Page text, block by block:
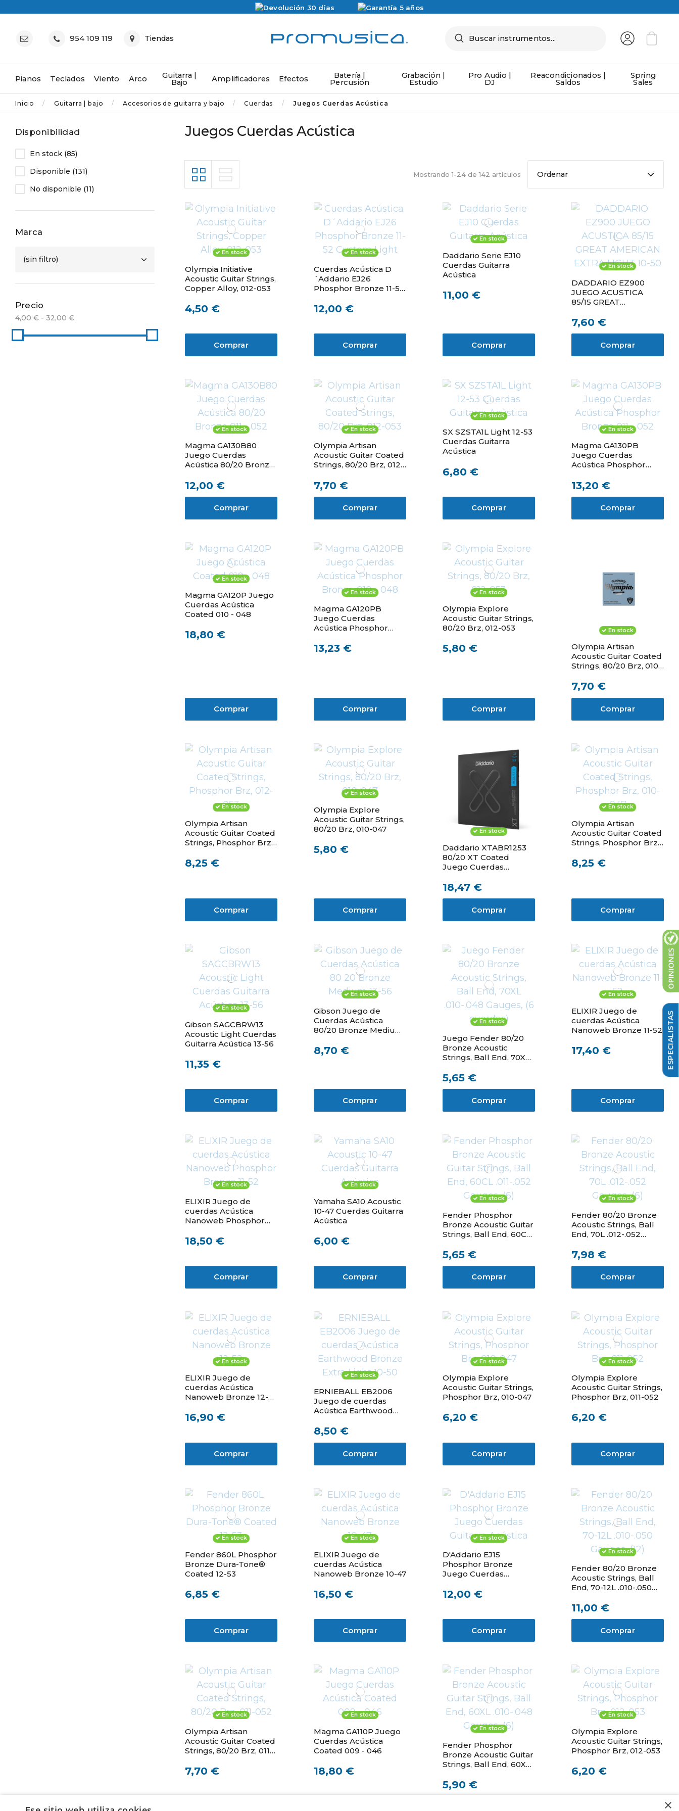
954 109 119 Tiendas
Pianos Teclados Viento Arco Guitarra |
Bajo Amplificadores Efectos Batería |
Percusión
Grabación |
Estudio
Pro Audio |
DJ
Reacondicionados |
Saldos
Spring
Sales
Inicio Guitarra | bajo Accesorios de guitarra y bajo Cuerdas Juegos Cuerdas Acústica
Juegos Cuerdas Acústica
Mostrando 1-24 de 142 artículos Ordenar
En stock
Olympia Initiative
Acoustic Guitar Strings,
Copper Alloy, 012-053
4,50 €
Comprar
En stock
Cuerdas Acústica D
´Addario EJ26
Phosphor Bronze 11-52
12,00 €
Comprar
En stock
Daddario Serie EJ10
Cuerdas Guitarra
Acústica
11,00 €
Comprar
En stock
DADDARIO EZ900
JUEGO ACUSTICA
85/15 GREAT
LIGHT 10-50
7,60 €
Comprar
En stock
Magma GA130B80
Juego Cuerdas
Acústica 80/20 Bronze
12,00 €
Comprar
En stock
Olympia Artisan
Acoustic Guitar Coated
Strings, 80/20 Brz, 012-
7,70 €
Comprar
En stock
SX SZSTA1L Light 12-53
Cuerdas Guitarra
Acústica
6,80 €
Comprar
En stock
Magma GA130PB
Juego Cuerdas
Acústica Phosphor
13,20 €
Comprar
En stock
Magma GA120P Juego
Cuerdas Acústica
Coated 010 - 048
18,80 €
Comprar
En stock
Magma GA120PB
Juego Cuerdas
Acústica Phosphor
13,23 €
Comprar
En stock
Olympia Explore
Acoustic Guitar Strings,
80/20 Brz, 012-053
5,80 €
Comprar
En stock
Olympia Artisan
Acoustic Guitar Coated
Strings, 80/20 Brz, 010-
7,70 €
Comprar
En stock
Olympia Artisan
Acoustic Guitar Coated
Strings, Phosphor Brz,
8,25 €
Comprar
En stock
Olympia Explore
Acoustic Guitar Strings,
80/20 Brz, 010-047
5,80 €
Comprar
En stock
Daddario XTABR1253
80/20 XT Coated
Juego Cuerdas
18,47 €
Comprar
En stock
Olympia Artisan
Acoustic Guitar Coated
Strings, Phosphor Brz,
8,25 €
Comprar
En stock
Gibson SAGCBRW13
Acoustic Light Cuerdas
Guitarra Acústica 13-56
11,35 €
Comprar
En stock
Gibson Juego de
Cuerdas Acústica
80/20 Bronze Medium
8,70 €
Comprar
En stock
Juego Fender 80/20
Bronze Acoustic
Strings, Ball End, 70XL
cuerdas)
5,65 €
Comprar
En stock
ELIXIR Juego de
cuerdas Acústica
Nanoweb Bronze 11-52
17,40 €
Comprar
En stock
ELIXIR Juego de
cuerdas Acústica
Nanoweb Phosphor
18,50 €
Comprar
En stock
Yamaha SA10 Acoustic
10-47 Cuerdas Guitarra
Acústica
6,00 €
Comprar
En stock
Fender Phosphor
Bronze Acoustic Guitar
Strings, Ball End, 60CL
5,65 €
Comprar
En stock
Fender 80/20 Bronze
Acoustic Strings, Ball
End, 70L .012-.052
7,98 €
Comprar
En stock
ELIXIR Juego de
cuerdas Acústica
Nanoweb Bronze 12-
16,90 €
Comprar
En stock
ERNIEBALL EB2006
Juego de cuerdas
Acústica Earthwood
50
8,50 €
Comprar
En stock
Olympia Explore
Acoustic Guitar Strings,
Phosphor Brz, 010-047
6,20 €
Comprar
En stock
Olympia Explore
Acoustic Guitar Strings,
Phosphor Brz, 011-052
6,20 €
Comprar
En stock
Fender 860L Phosphor
Bronze Dura-Tone®
Coated 12-53
6,85 €
Comprar
En stock
ELIXIR Juego de
cuerdas Acústica
Nanoweb Bronze 10-47
16,50 €
Comprar
En stock
D'Addario EJ15
Phosphor Bronze
Juego Cuerdas
12,00 €
Comprar
En stock
Fender 80/20 Bronze
Acoustic Strings, Ball
End, 70-12L .010-.050
11,00 €
Comprar
En stock
Olympia Artisan
Acoustic Guitar Coated
Strings, 80/20 Brz, 011-
7,70 €
En stock
Magma GA110P Juego
Cuerdas Acústica
Coated 009 - 046
18,80 €
En stock
Fender Phosphor
Bronze Acoustic Guitar
Strings, Ball End, 60XL
5,90 €
En stock
Olympia Explore
Acoustic Guitar Strings,
Phosphor Brz, 012-053
6,20 €
Disponibilidad
En stock (85)
Disponible (131)
No disponible (11)
Marca
(sin filtro)
Precio
4,00 € - 32,00 €
×